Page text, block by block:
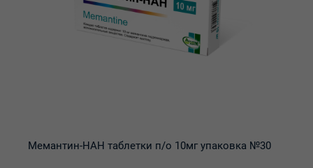
Мемантин-НАН таблетки п/о 10мг упаковка №30